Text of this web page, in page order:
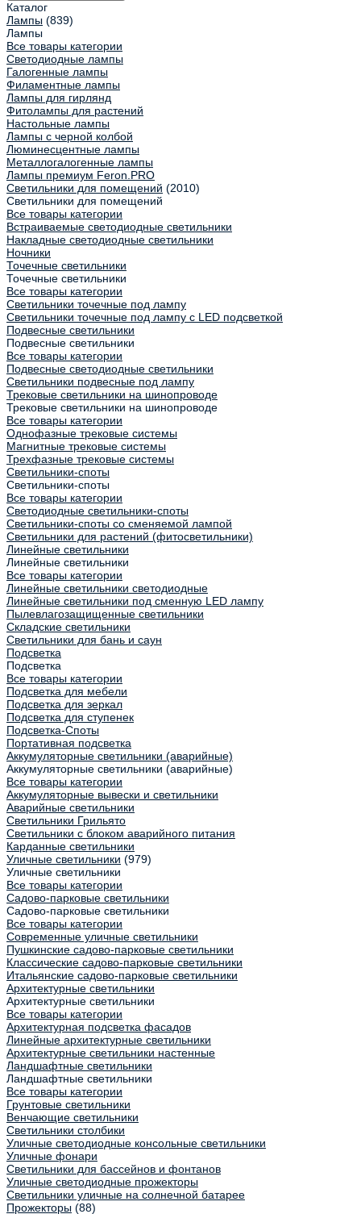
Каталог
Лампы (839)
Лампы
Все товары категории
Светодиодные лампы
Галогенные лампы
Филаментные лампы
Лампы для гирлянд
Фитолампы для растений
Настольные лампы
Лампы с черной колбой
Люминесцентные лампы
Металлогалогенные лампы
Лампы премиум Feron.PRO
Светильники для помещений (2010)
Светильники для помещений
Все товары категории
Встраиваемые светодиодные светильники
Накладные светодиодные светильники
Ночники
Точечные светильники
Точечные светильники
Все товары категории
Светильники точечные под лампу
Светильники точечные под лампу с LED подсветкой
Подвесные светильники
Подвесные светильники
Все товары категории
Подвесные светодиодные светильники
Светильники подвесные под лампу
Трековые светильники на шинопроводе
Трековые светильники на шинопроводе
Все товары категории
Однофазные трековые системы
Магнитные трековые системы
Трехфазные трековые системы
Светильники-споты
Светильники-споты
Все товары категории
Светодиодные светильники-споты
Светильники-споты со сменяемой лампой
Светильники для растений (фитосветильники)
Линейные светильники
Линейные светильники
Все товары категории
Линейные светильники светодиодные
Линейные светильники под сменную LED лампу
Пылевлагозащищенные светильники
Складские светильники
Светильники для бань и саун
Подсветка
Подсветка
Все товары категории
Подсветка для мебели
Подсветка для зеркал
Подсветка для ступенек
Подсветка-Споты
Портативная подсветка
Аккумуляторные светильники (аварийные)
Аккумуляторные светильники (аварийные)
Все товары категории
Аккумуляторные вывески и светильники
Аварийные светильники
Светильники Грильято
Светильники с блоком аварийного питания
Карданные светильники
Уличные светильники (979)
Уличные светильники
Все товары категории
Садово-парковые светильники
Садово-парковые светильники
Все товары категории
Современные уличные светильники
Пушкинские садово-парковые светильники
Классические садово-парковые светильники
Итальянские садово-парковые светильники
Архитектурные светильники
Архитектурные светильники
Все товары категории
Архитектурная подсветка фасадов
Линейные архитектурные светильники
Архитектурные светильники настенные
Ландшафтные светильники
Ландшафтные светильники
Все товары категории
Грунтовые светильники
Венчающие светильники
Светильники столбики
Уличные светодиодные консольные светильники
Уличные фонари
Светильники для бассейнов и фонтанов
Уличные светодиодные прожекторы
Светильники уличные на солнечной батарее
Прожекторы (88)